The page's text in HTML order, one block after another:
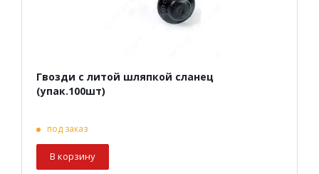
Гвозди с литой шляпкой сланец
(упак.100шт)
под заказ
В корзину